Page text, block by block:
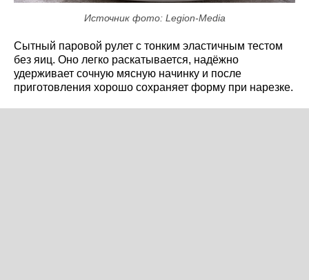
Источник фото: Legion-Media
Сытный паровой рулет с тонким эластичным тестом
без яиц. Оно легко раскатывается, надёжно
удерживает сочную мясную начинку и после
приготовления хорошо сохраняет форму при нарезке.